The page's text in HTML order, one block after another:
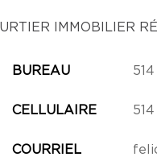
IMMOBILIER
BUREAU
CELLULAIRE
COURRIEL